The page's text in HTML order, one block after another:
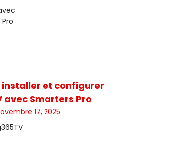
et configurer
avec Smarters Pro
17, 2025